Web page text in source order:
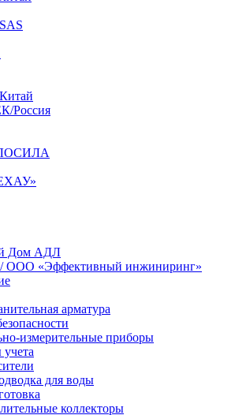
Россия
Дом АДЛ
/ ООО «Эффективный инжиниринг»
арматура
измерительные приборы
для воды
коллекторы